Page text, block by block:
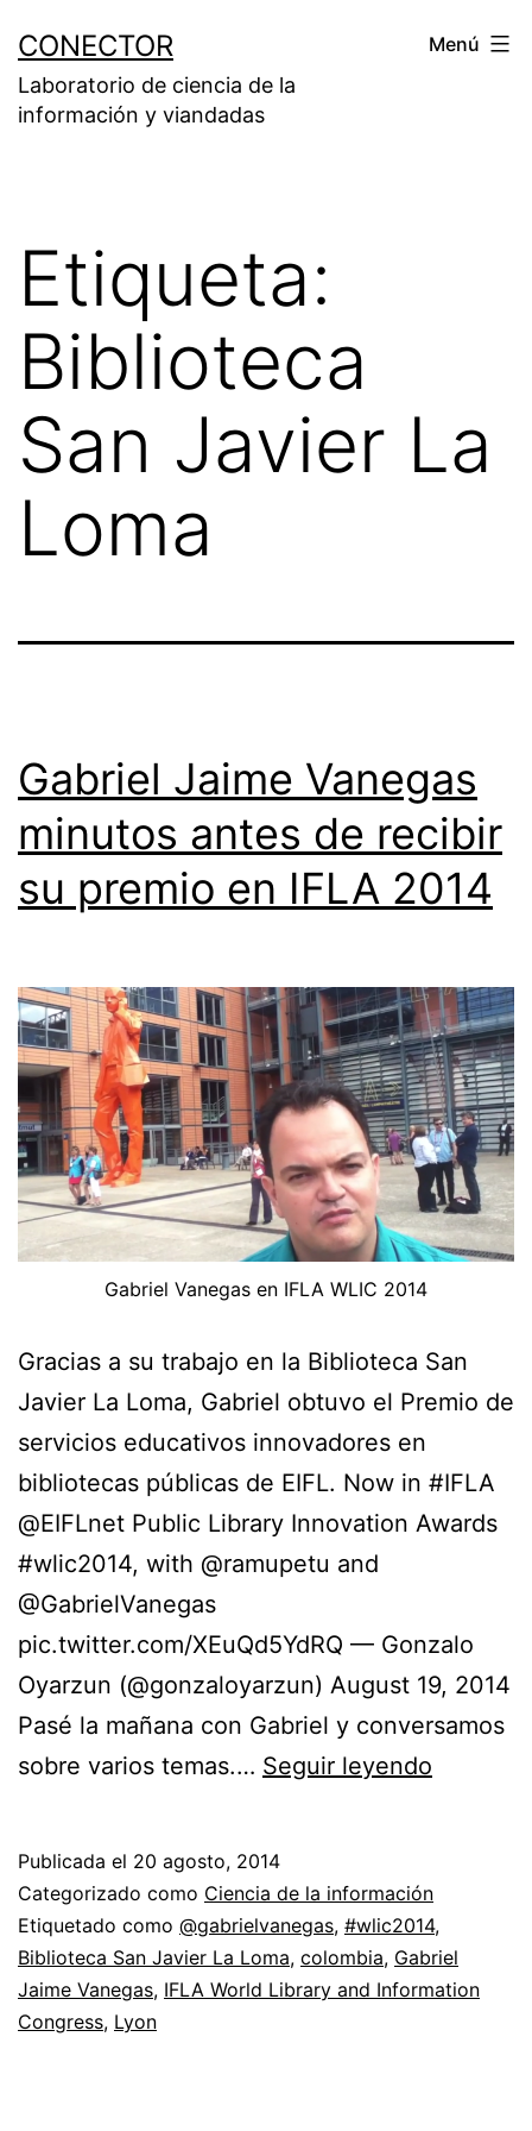
contenido
CONECTOR
Laboratorio de ciencia de la
información y viandadas
Menú
Etiqueta:
Biblioteca
San Javier La
Loma
Gabriel Jaime Vanegas
minutos antes de recibir
su premio en IFLA 2014
Gabriel Vanegas en IFLA WLIC 2014
Gracias a su trabajo en la Biblioteca San
Javier La Loma, Gabriel obtuvo el Premio de
servicios educativos innovadores en
bibliotecas públicas de EIFL. Now in #IFLA
@EIFLnet Public Library Innovation Awards
#wlic2014, with @ramupetu and
@GabrielVanegas
pic.twitter.com/XEuQd5YdRQ — Gonzalo
Oyarzun (@gonzaloyarzun) August 19, 2014
Pasé la mañana con Gabriel y conversamos
sobre varios temas.… Seguir leyendo
minutos
antes
de
recibir
Publicada el 20 agosto, 2014
Categorizado como Ciencia de la información
Etiquetado como @gabrielvanegas, #wlic2014,
Biblioteca San Javier La Loma, colombia, Gabriel
Jaime Vanegas, IFLA World Library and Information
Congress, Lyon